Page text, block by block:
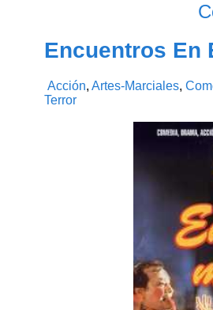
Encuentros En
Acción,Artes-Marciales,
Terror